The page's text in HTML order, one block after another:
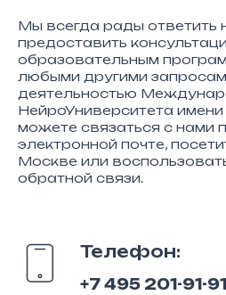
Мы всегда рады ответить
предоставить
образовательным
любыми другими
деятельностью
НейроУниверситета
можете связаться с нами
электронной почте,
Москве или
обратной связи.
Телефон:
+7 495 201-91-91